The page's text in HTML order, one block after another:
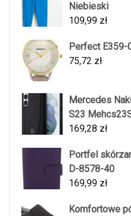
Niebieski
109,99 zł
Perfect E359-
75,72 zł
Mercedes
S23
169,28 zł
Portfel
D-8578-40
169,99 zł
Komfortowe